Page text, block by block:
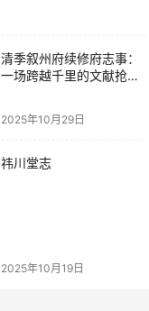
清季叙州府续修府志事：
一场跨越千里的文献抢救
2025年10月29日
祎川堂志
2025年10月19日